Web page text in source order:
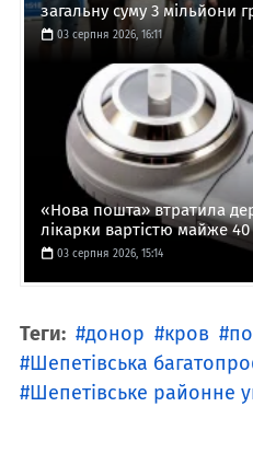
загальну суму 3 мільйони
03 серпня 2026, 16:11
«Нова пошта» втратила
лікарки вартістю майже
03 серпня 2026, 15:14
Теги: донор кров
Шепетівська
Шепетівське районне